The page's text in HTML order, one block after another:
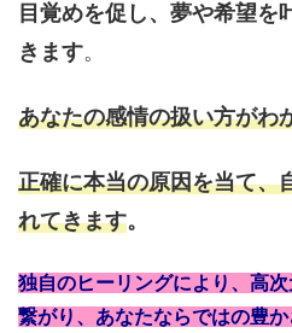
目覚めを促し、夢や希望を
きます。
あなたの感情の扱い方がわ
正確に本当の原因を当て、
れてきます。
独自のヒーリングにより、高
繋がり、あなたならではの豊